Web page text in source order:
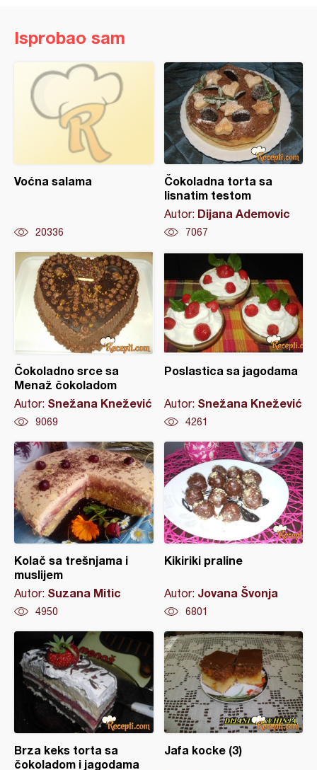
Isprobao sam
Voćna salama
20336
Čokoladna torta sa
lisnatim testom
Autor: Dijana Ademovic
7067
Čokoladno srce sa
Menaž čokoladom
Autor: Snežana Knežević
9069
Poslastica sa jagodama
Autor: Snežana Knežević
4261
Kolač sa trešnjama i
muslijem
Autor: Suzana Mitic
4950
Kikiriki praline
Autor: Jovana Švonja
6801
Brza keks torta sa
čokoladom i jagodama
Jafa kocke (3)